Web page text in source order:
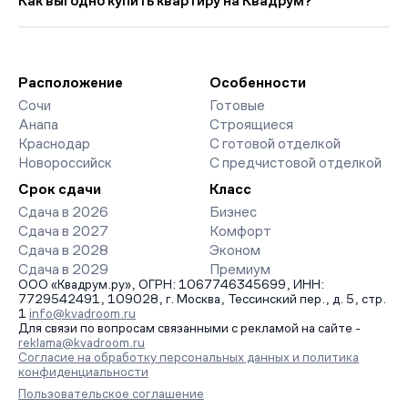
страницах ЖК доступны отзывы жильцов о качестве
строительства, интерактивный генплан корпусов, сроки
организует просмотр и поможет одобрить ипотеку по
минимальной ставке. Чтобы зафиксировать цену, оставьте
заявку на обратный звонок.
Расположение
Сочи
Анапа
Краснодар
Новороссийск
Особенности
Готовые
Строящиеся
С готовой отделкой
С предчистовой отделкой
Срок сдачи
Сдача в 2026
Сдача в 2027
Сдача в 2028
Сдача в 2029
Класс
Бизнес
Комфорт
Эконом
Премиум
ООО «Квадрум.ру», ОГРН: 1067746345699, ИНН:
7729542491, 109028, г. Москва, Тессинский пер., д. 5, стр.
1 info@kvadroom.ru
Для связи по вопросам связанными с рекламой на сайте -
reklama@kvadroom.ru
Согласие на обработку персональных данных и политика
конфиденциальности
Пользовательское соглашение